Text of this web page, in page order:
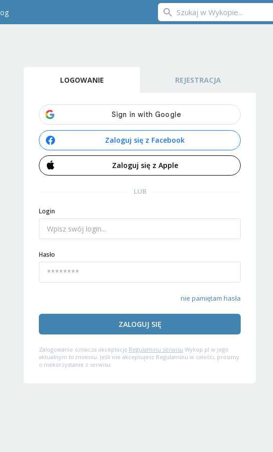
LOGOWANIE REJESTRACJA
Zaloguj się z Facebook
Zaloguj się z Apple
LUB
Login
Hasło
nie pamiętam hasła
ZALOGUJ SIĘ
Zalogowanie oznacza akceptację Regulaminu serwisu Wykop.pl w jego
aktualnym brzmieniu. Jeśli nie akceptujesz Regulaminu w całości, prosimy
o niekorzystanie z serwisu.